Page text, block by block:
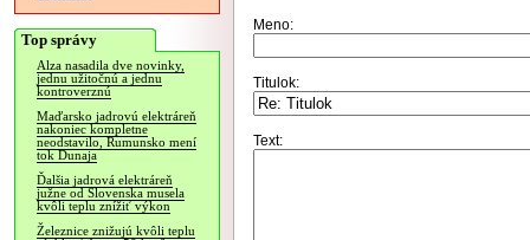
Top správy
Alza nasadila dve novinky,
jednu užitočnú a jednu
kontroverznú
Maďarsko jadrovú elektráreň
nakoniec kompletne
neodstavilo, Rumunsko mení
tok Dunaja
Ďalšia jadrová elektráreň
južne od Slovenska musela
kvôli teplu znížiť výkon
Železnice znižujú kvôli teplu
Meno:
Titulok:
Text: